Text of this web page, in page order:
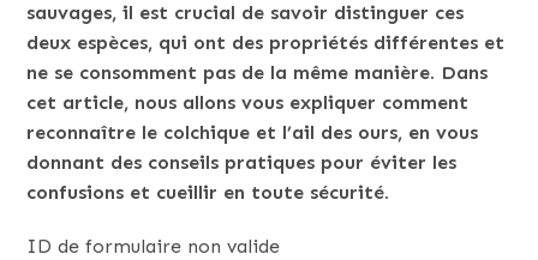
sauvages, il est crucial de savoir distinguer ces
deux espèces, qui ont des propriétés différentes et
ne se consomment pas de la même manière. Dans
cet article, nous allons vous expliquer comment
reconnaître le colchique et l’ail des ours, en vous
donnant des conseils pratiques pour éviter les
confusions et cueillir en toute sécurité.
ID de formulaire non valide